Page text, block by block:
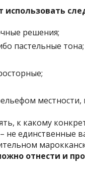
решения;
пастельные тона;
к какому
не единственные
отнести и